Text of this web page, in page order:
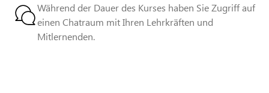
Während der Dauer des Kurses haben Sie Zugriff auf
einen Chatraum mit Ihren Lehrkräften und
Mitlernenden.